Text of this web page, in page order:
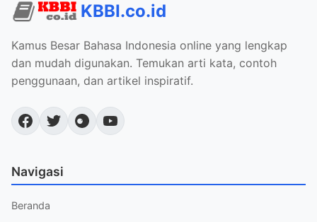
KBBI.co.id
Kamus Besar Bahasa Indonesia online yang lengkap
dan mudah digunakan. Temukan arti kata, contoh
penggunaan, dan artikel inspiratif.
Navigasi
Beranda